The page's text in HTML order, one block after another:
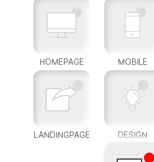
HOMEPAGE MOBILE
LANDINGPAGE DESIGN